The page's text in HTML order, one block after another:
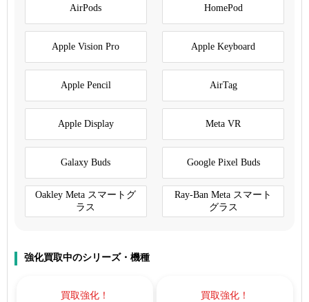
AirPods HomePod
Apple Vision Pro Apple Keyboard
Apple Pencil AirTag
Apple Display Meta VR
Galaxy Buds Google Pixel Buds
Oakley Meta スマートグ
ラス
Ray-Ban Meta スマート
グラス
強化買取中のシリーズ・機種
買取強化！ 買取強化！